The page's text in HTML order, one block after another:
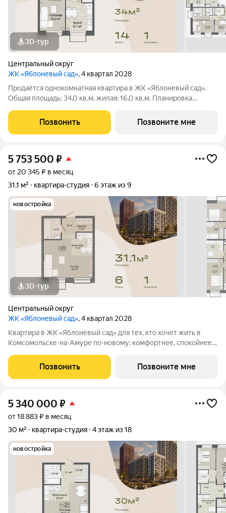
3D-тур
Центральный округ
ЖК «Яблоневый сад», 4 квартал 2028
Продаётся однокомнатная квартира в ЖК «Яблоневый сад».
Общая площадь: 34,0 кв.м, жилая: 16,0 кв.м. Планировка
кв.м. Санузел 4,3 кв.м. Квартира в ЖК «Яблоневый сад» для
тех, кто хочет жить в
Позвонить Позвоните мне
5 753 500 ₽
от 20 345 ₽ в месяц
31,1 м²
квартира-студия 6 этаж из 9
новостройка
3D-тур
Центральный округ
ЖК «Яблоневый сад», 4 квартал 2028
Квартира в ЖК «Яблоневый сад» для тех, кто хочет жить в
Комсомольске-на-Амуре по-новому: комфортнее, спокойнее и
жителей, которые ценят родной город, привычные маршруты,
близость семьи и друзей, но
Позвонить Позвоните мне
5 340 000 ₽
от 18 883 ₽ в месяц
30 м²
квартира-студия 4 этаж из 18
новостройка